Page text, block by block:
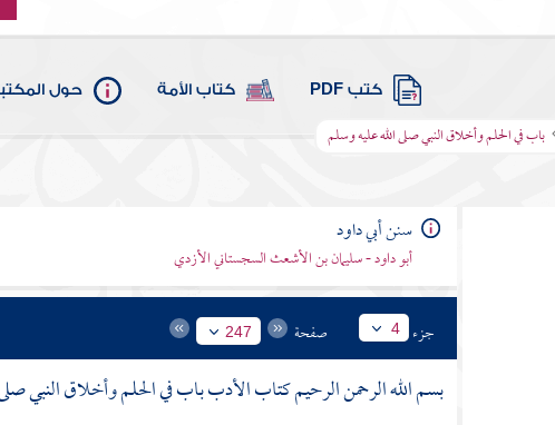
كتب PDF كتاب الأمة حول
باب في الحلم وأخلاق النبي صلى الله عليه وسلم
سنن أبي داود
أبو داود - سليمان بن الأشعث السجستاني الأزدي
جزء 4 صفحة 247
بسم الله الرحمن الرحيم كتاب الأدب باب في الحلم وأخلاق النبي